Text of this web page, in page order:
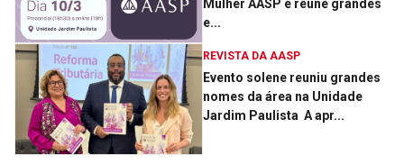
Mulher AASP e reúne grandes
e...
REVISTA DA AASP
Evento solene reuniu grandes
nomes da área na Unidade
Jardim Paulista ­ A apr...